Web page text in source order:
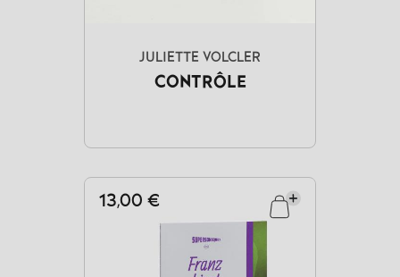
JULIETTE VOLCLER
CONTRÔLE
13,00 €